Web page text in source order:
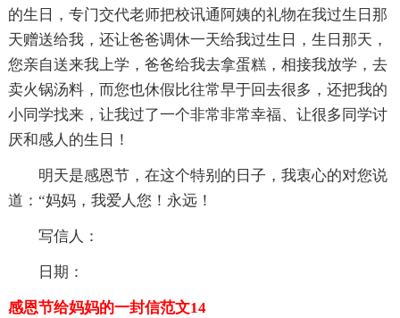
的生日，专门交代老师把校讯通阿姨的礼物在我过生日那
天赠送给我，还让爸爸调休一天给我过生日，生日那天，
您亲自送来我上学，爸爸给我去拿蛋糕，相接我放学，去
卖火锅汤料，而您也休假比往常早于回去很多，还把我的
小同学找来，让我过了一个非常非常幸福、让很多同学讨
厌和感人的生日！
明天是感恩节，在这个特别的日子，我衷心的对您说
道：“妈妈，我爱人您！永远！
写信人：
日期：
感恩节给妈妈的一封信范文14